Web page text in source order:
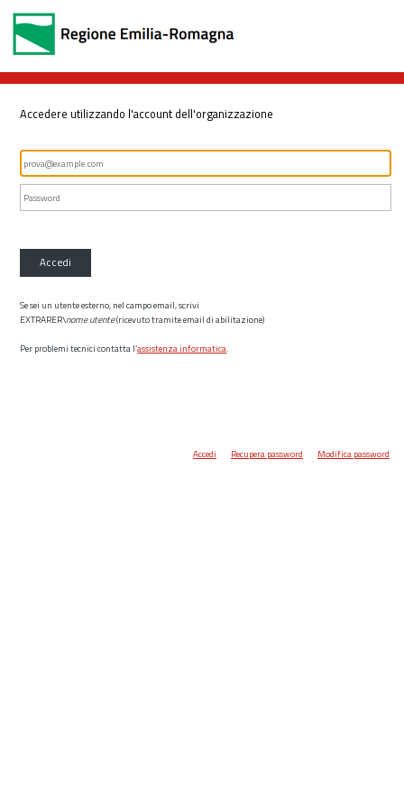
Accedere utilizzando l'account dell'organizzazione
Accedi
Se sei un utente esterno, nel campo email, scrivi
EXTRARER\nome utente(ricevuto tramite email di abilitazione)
Per problemi tecnici contatta l’assistenza informatica.
Accedi Recupera password Modifica password